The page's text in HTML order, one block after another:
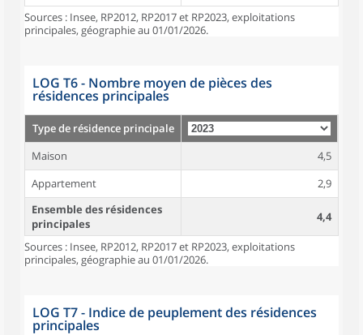
Sources : Insee, RP2012, RP2017 et RP2023, exploitations
principales, géographie au 01/01/2026.
LOG T6 - Nombre moyen de pièces des
résidences principales
Type de résidence principale
Maison
4,5
Appartement
2,9
Ensemble des résidences
principales
4,4
Sources : Insee, RP2012, RP2017 et RP2023, exploitations
principales, géographie au 01/01/2026.
LOG T7 - Indice de peuplement des résidences
principales